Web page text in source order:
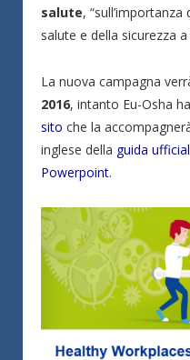
salute,
salute e della sicurezza a
La nuova campagna
2016, intanto Eu-Osha
sito che la
inglese della guida
Powerpoint.